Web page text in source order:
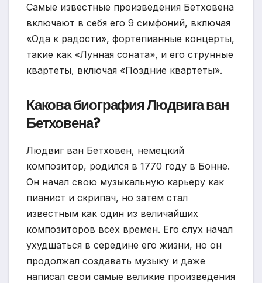
Самые известные произведения Бетховена
включают в себя его 9 симфоний, включая
«Ода к радости», фортепианные концерты,
такие как «Лунная соната», и его струнные
квартеты, включая «Поздние квартеты».
Какова биография Людвига ван
Бетховена?
Людвиг ван Бетховен, немецкий
композитор, родился в 1770 году в Бонне.
Он начал свою музыкальную карьеру как
пианист и скрипач, но затем стал
известным как один из величайших
композиторов всех времен. Его слух начал
ухудшаться в середине его жизни, но он
продолжал создавать музыку и даже
написал свои самые великие произведения